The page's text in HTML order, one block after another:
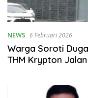
NEWS 6 Februari 2026
Warga Soroti
THM Krypton